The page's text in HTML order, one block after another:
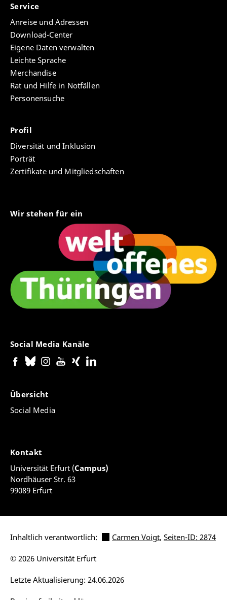
Service
Anreise und Adressen
Download-Center
Eigene Daten verwalten
Leichte Sprache
Merchandise
Rat und Hilfe in Notfällen
Personensuche
Profil
Diversität und Inklusion
Porträt
Zertifikate und Mitgliedschaften
Wir stehen für ein
Social Media Kanäle
Übersicht
Social Media
Kontakt
Universität Erfurt (Campus)
Nordhäuser Str. 63
99089 Erfurt
Inhaltlich verantwortlich: Carmen Voigt, Seiten-ID: 2874
Letzte Aktualisierung: 24.06.2026
© 2026 Universität Erfurt